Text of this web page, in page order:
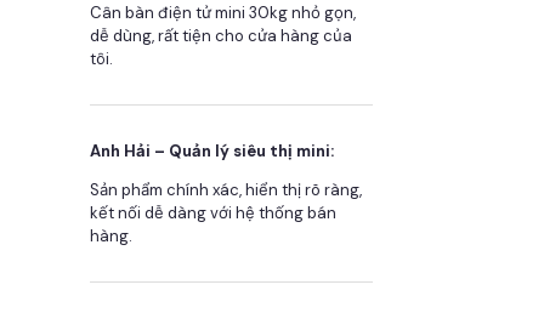
Cân bàn điện tử mini 30kg nhỏ gọn,
dễ dùng, rất tiện cho cửa hàng của
tôi.
Anh Hải – Quản lý siêu thị mini:
Sản phẩm chính xác, hiển thị rõ ràng,
kết nối dễ dàng với hệ thống bán
hàng.